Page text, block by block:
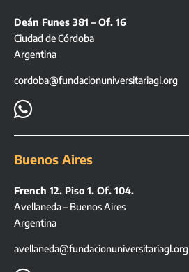
Deán Funes 381 – Of. 16
Ciudad de Córdoba
Argentina
cordoba@fundacionuniversitariagl.org

Buenos Aires
French 12. Piso 1. Of. 104.
Avellaneda – Buenos Aires
Argentina
avellaneda@fundacionuniversitariagl.org